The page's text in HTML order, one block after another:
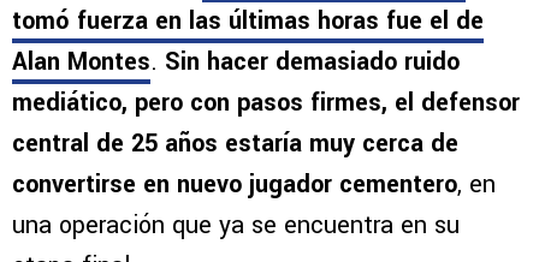
tomó fuerza en las últimas horas fue el de
Alan Montes. Sin hacer demasiado ruido
mediático, pero con pasos firmes, el defensor
central de 25 años estaría muy cerca de
convertirse en nuevo jugador cementero, en
una operación que ya se encuentra en su